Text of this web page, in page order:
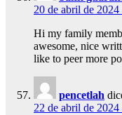
20 de abril de 2024
Hi my family
awesome, nice
like to peer more
pencetlah
22 de abril de 2024